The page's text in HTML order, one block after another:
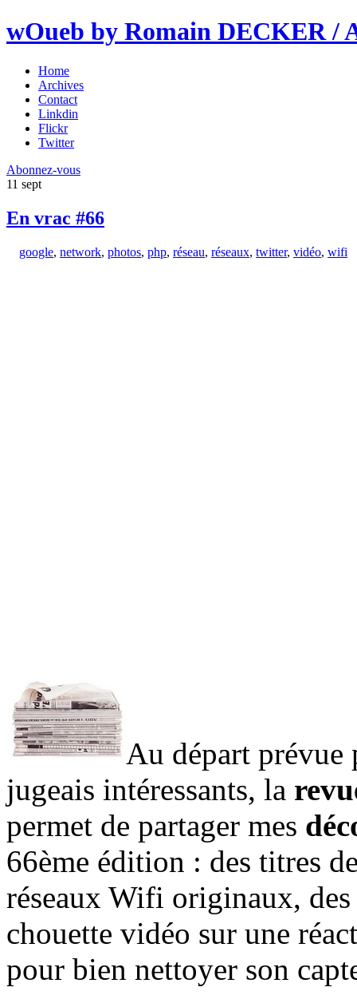
wOueb by Romain DECKER /
Home
Archives
Contact
Linkdin
Flickr
Twitter
Abonnez-vous
11 sept
En vrac #66
google, network, photos, php, réseau, réseaux, twitter, vidéo, wifi
Au départ prévue
jugeais intéressants, la
permet de partager mes
66ème édition : des titres
réseaux Wifi originaux,
chouette vidéo sur une
pour bien nettoyer son